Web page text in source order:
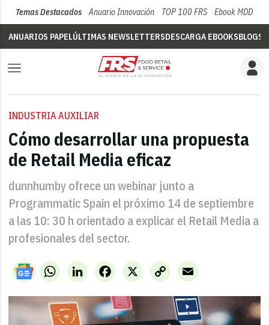
Temas Destacados Anuario Innovación TOP 100 FRS Ebook MDD
ANUARIOS PAPELÚLTIMAS NEWSLETTERSDESCARGA EBOOKSBLOGS
INDUSTRIA AUXILIAR
Cómo desarrollar una propuesta
de Retail Media eficaz
dunnhumby ofrece un webinar junto a
Programmatic Spain el próximo 14 de septiembre
a las 10: 30 h orientado a explicar el Retail Media a
profesionales del sector.
WhatsAppLinkedIn X
Facebook
Copy
Link
Email